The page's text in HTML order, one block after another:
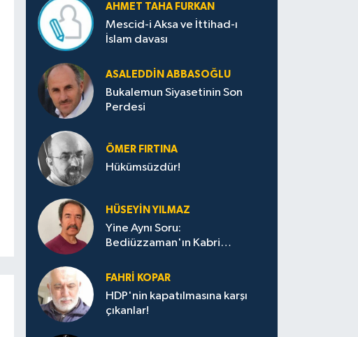
AHMET TAHA FURKAN
Mescid-i Aksa ve İttihad-ı
İslam davası
ASALEDDIN ABBASOĞLU
Bukalemun Siyasetinin Son
Perdesi
ÖMER FIRTINA
Hükümsüzdür!
HÜSEYIN YILMAZ
Yine Aynı Soru:
Bediüzzaman'ın Kabri
FAHRI KOPAR
HDP'nin kapatılmasına karşı
çıkanlar!